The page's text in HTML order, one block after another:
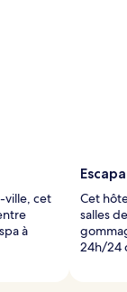
s
ville, cet
à
Cet
salles
24h/24